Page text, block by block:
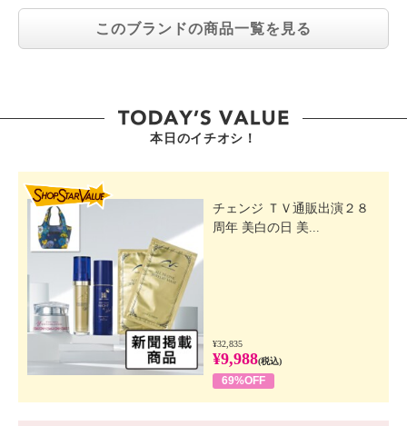
このブランドの商品一覧を見る
本日のイチオシ！
チェンジ ＴＶ通販出演２８
周年 美白の日 美...
¥32,835
¥9,988(税込)
69%OFF